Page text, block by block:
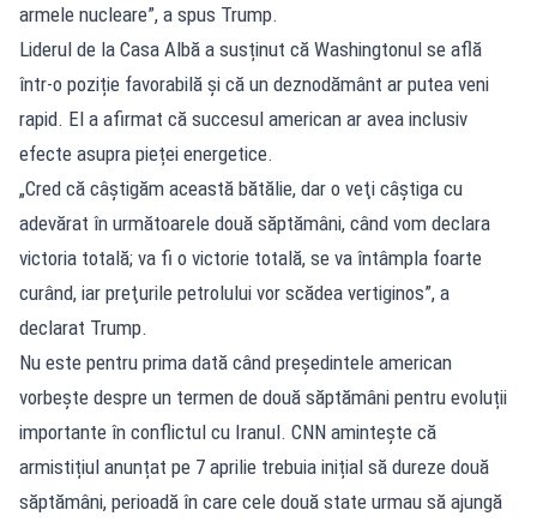
armele nucleare”, a spus Trump.
Liderul de la Casa Albă a susținut că Washingtonul se află
într-o poziție favorabilă și că un deznodământ ar putea veni
rapid. El a afirmat că succesul american ar avea inclusiv
efecte asupra pieței energetice.
„Cred că câştigăm această bătălie, dar o veţi câştiga cu
adevărat în următoarele două săptămâni, când vom declara
victoria totală; va fi o victorie totală, se va întâmpla foarte
curând, iar preţurile petrolului vor scădea vertiginos”, a
declarat Trump.
Nu este pentru prima dată când președintele american
vorbește despre un termen de două săptămâni pentru evoluții
importante în conflictul cu Iranul. CNN amintește că
armistițiul anunțat pe 7 aprilie trebuia inițial să dureze două
săptămâni, perioadă în care cele două state urmau să ajungă